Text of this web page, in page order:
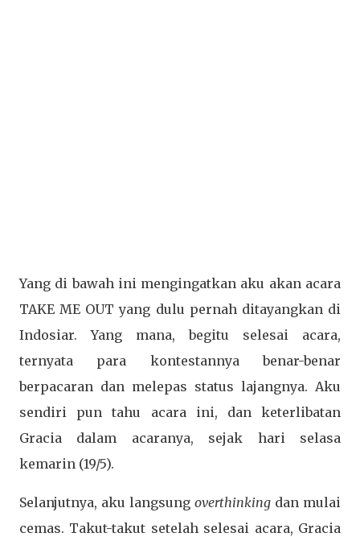
Yang di bawah ini mengingatkan aku akan acara
TAKE ME OUT yang dulu pernah ditayangkan di
Indosiar. Yang mana, begitu selesai acara,
ternyata para kontestannya benar-benar
berpacaran dan melepas status lajangnya. Aku
sendiri pun tahu acara ini, dan keterlibatan
Gracia dalam acaranya, sejak hari selasa
kemarin (19/5).
Selanjutnya, aku langsung overthinking dan mulai
cemas. Takut-takut setelah selesai acara, Gracia